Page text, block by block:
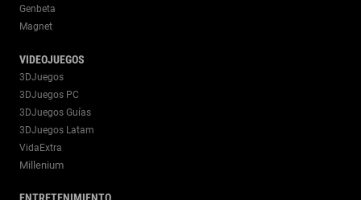
Genbeta
Magnet
VIDEOJUEGOS
3DJuegos
3DJuegos PC
3DJuegos Guías
3DJuegos Latam
VidaExtra
Millenium
ENTRETENIMIENTO